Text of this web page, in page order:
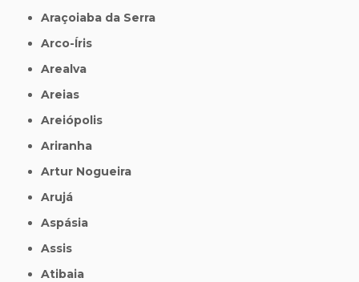
Araçoiaba da Serra
Arco-Íris
Arealva
Areias
Areiópolis
Ariranha
Artur Nogueira
Arujá
Aspásia
Assis
Atibaia